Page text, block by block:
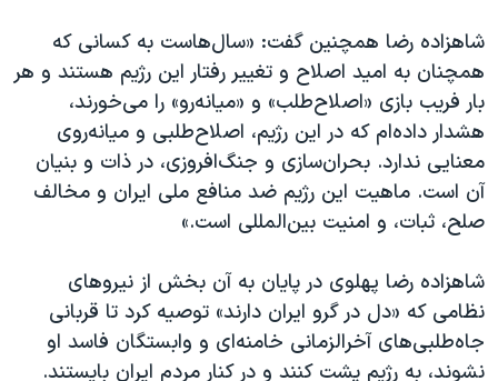
شاهزاده رضا همچنین گفت: «سال‌هاست به کسانی که
همچنان به امید اصلاح و تغییر رفتار این رژیم هستند و هر
بار فریب بازی «اصلاح‌طلب» و «میانه‌رو» را می‌خورند،
هشدار داده‌ام که در این رژیم، اصلاح‌طلبی و میانه‌روی
معنایی ندارد. بحران‌سازی و جنگ‌افروزی، در ذات و بنیان
آن است. ماهیت این رژیم ضد منافع ملی ایران و مخالف
صلح، ثبات، و امنیت بین‌المللی است.»
شاهزاده رضا پهلوی در پایان به آن بخش از نیروهای
نظامی که «دل در گرو ایران دارند» توصیه کرد تا قربانی
جاه‌طلبی‌های آخرالزمانی خامنه‌ای و وابستگان فاسد او
نشوند، به رژیم پشت کنند و در کنار مردم ایران بایستند.